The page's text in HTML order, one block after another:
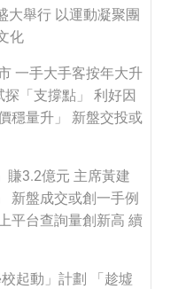
大舉行 以運動凝聚團
化
一手大手客按年大升
「支撐點」 利好因
穩量升」 新盤交投或
賺3.2億元 主席黃建
新盤成交或創一手例
平台查詢量創新高 續
起動」計劃 「趁墟